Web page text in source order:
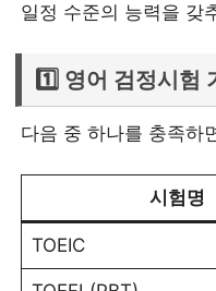
일정 수준의 능력을 갖
1️⃣ 영어 검정시험
다음 중 하나를 충족하
시험명
TOEIC